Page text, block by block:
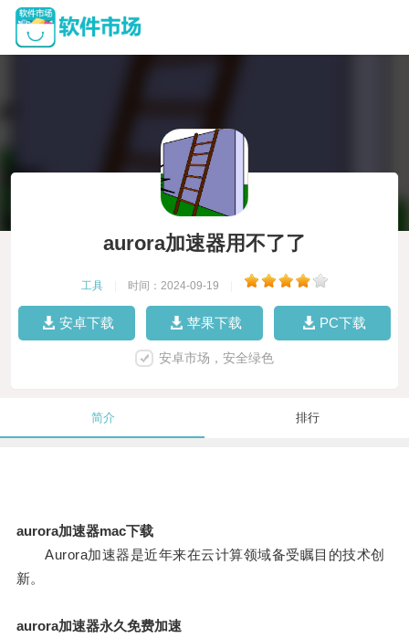
aurora加速器用不了了
工具 时间：2024-09-19
安卓下载 苹果下载 PC下载
安卓市场，安全绿色
简介 排行
aurora加速器mac下载
Aurora加速器是近年来在云计算领域备受瞩目的技术创
新。
aurora加速器永久免费加速